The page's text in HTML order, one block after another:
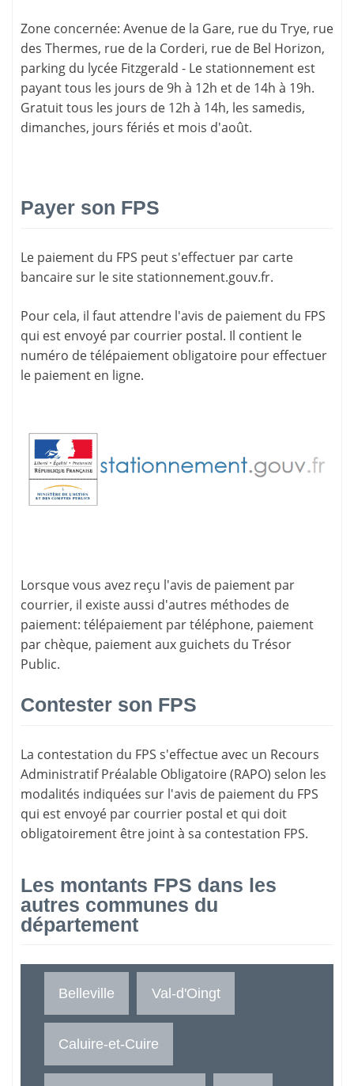
Zone concernée: Avenue de la Gare, rue du Trye, rue
des Thermes, rue de la Corderi, rue de Bel Horizon,
parking du lycée Fitzgerald - Le stationnement est
payant tous les jours de 9h à 12h et de 14h à 19h.
Gratuit tous les jours de 12h à 14h, les samedis,
dimanches, jours fériés et mois d'août.
Payer son FPS
Le paiement du FPS peut s'effectuer par carte
bancaire sur le sitestationnement.gouv.fr.
Pour cela, il faut attendre l'avis de paiement du FPS
qui est envoyé par courrier postal. Il contient le
numéro de télépaiement obligatoire pour effectuer
le paiement en ligne.
Lorsque vous avez reçu l'avis de paiement par
courrier, il existe aussi d'autres méthodes de
paiement: télépaiement par téléphone, paiement
par chèque, paiement aux guichets du Trésor
Public.
Contester son FPS
La contestation du FPS s'effectue avec un Recours
Administratif Préalable Obligatoire (RAPO) selon les
modalités indiquées sur l'avis de paiement du FPS
qui est envoyé par courrier postal et qui doit
obligatoirement être joint à sa contestation FPS.
Les montants FPS dans les
autres communes du
département
Belleville Val-d'Oingt
Caluire-et-Cuire